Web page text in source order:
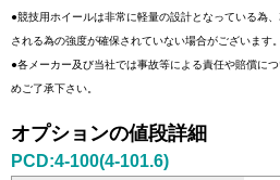
●競技用ホイールは非常に軽量の設計となっている為
される為の強度が確保されていない場合がございます。
●各メーカー及び当社では事故等による責任や賠償に
めご了承下さい。
オプションの値段詳細
PCD:4-100(4-101.6)